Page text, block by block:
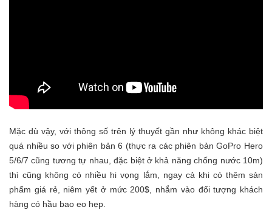
Mặc dù vậy, với thông số trên lý thuyết gần như không khác biệt
quá nhiều so với phiên bản 6 (thực ra các phiên bản GoPro Hero
5/6/7 cũng tương tự nhau, đặc biệt ở khả năng chống nước 10m)
thì cũng không có nhiều hi vọng lắm, ngay cả khi có thêm sản
phẩm giá rẻ, niêm yết ở mức 200$, nhắm vào đối tượng khách
hàng có hầu bao eo hẹp.